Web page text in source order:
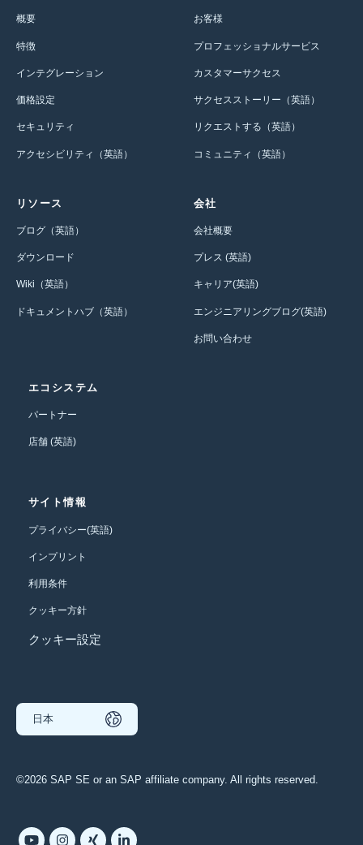
概要
特徴
インテグレーション
価格設定
セキュリティ
アクセシビリティ（英語）
お客様
プロフェッショナルサービス
カスタマーサクセス
サクセスストーリー（英語）
リクエストする（英語）
コミュニティ（英語）
リソース
ブログ（英語）
ダウンロード
Wiki（英語）
ドキュメントハブ（英語）
会社
会社概要
プレス (英語)
キャリア(英語)
エンジニアリングブログ(英語)
お問い合わせ
エコシステム
パートナー
店舗 (英語)
サイト情報
プライバシー(英語)
インプリント
利用条件
クッキー方針
クッキー設定
日本
©2026 SAP SE or an SAP affiliate company. All rights reserved.